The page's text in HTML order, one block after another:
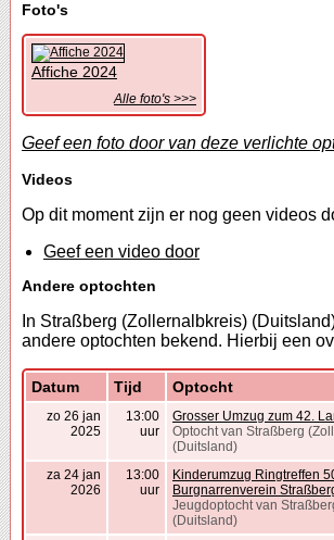
Foto's
Affiche 2024
Alle foto's >>>
Geef een foto door van deze verlichte
Videos
Op dit moment zijn er nog geen videos
Geef een video door
Andere optochten
In Straßberg (Zollernalbkreis)
andere optochten bekend. Hierbij een
Datum Tijd Optocht
zo 26 jan
2025
13:00
uur
Grosser Umzug zum 42.
Optocht van Straßberg
(Duitsland)
za 24 jan
2026
13:00
uur
Kinderumzug Ringtreffen
Burgnarrenverein
Jeugdoptocht van
(Duitsland)